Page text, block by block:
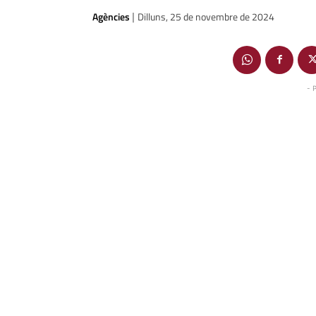
Agències | Dilluns, 25 de novembre de 2024
-